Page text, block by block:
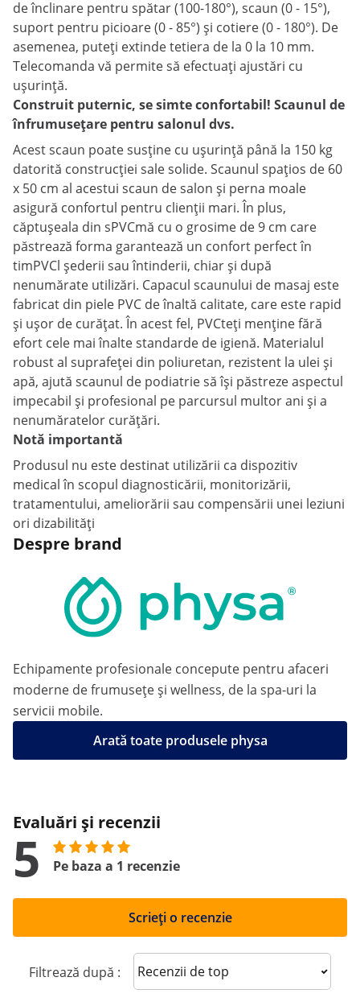
de înclinare pentru spătar (100-180°), scaun (0 - 15°),
suport pentru picioare (0 - 85°) și cotiere (0 - 180°). De
asemenea, puteți extinde tetiera de la 0 la 10 mm.
Telecomanda vă permite să efectuați ajustări cu
ușurință.
Construit puternic, se simte confortabil! Scaunul de
înfrumusețare pentru salonul dvs.
Acest scaun poate susține cu ușurință până la 150 kg
datorită construcției sale solide. Scaunul spațios de 60
x 50 cm al acestui scaun de salon și perna moale
asigură confortul pentru clienții mari. În plus,
căptușeala din sPVCmă cu o grosime de 9 cm care
păstrează forma garantează un confort perfect în
timPVCl șederii sau întinderii, chiar și după
nenumărate utilizări. Capacul scaunului de masaj este
fabricat din piele PVC de înaltă calitate, care este rapid
și ușor de curățat. În acest fel, PVCteți menține fără
efort cele mai înalte standarde de igienă. Materialul
robust al suprafeței din poliuretan, rezistent la ulei și
apă, ajută scaunul de podiatrie să își păstreze aspectul
impecabil și profesional pe parcursul multor ani și a
nenumăratelor curățări.
Notă importantă
Produsul nu este destinat utilizării ca dispozitiv
medical în scopul diagnosticării, monitorizării,
tratamentului, ameliorării sau compensării unei leziuni
ori dizabilități
Despre brand
Echipamente profesionale concepute pentru afaceri
moderne de frumusețe și wellness, de la spa-uri la
servicii mobile.
Arată toate produsele physa
Evaluări și recenzii
5 Pe baza a 1 recenzie
Scrieți o recenzie
Filtrează după : Sort reviews